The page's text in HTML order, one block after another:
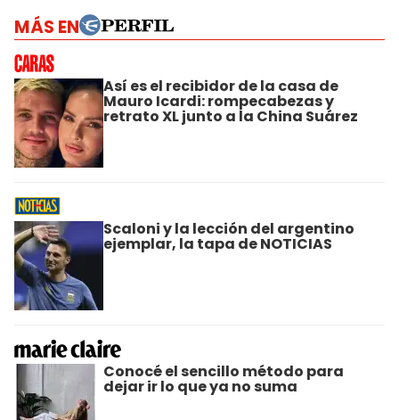
MÁS EN
Así es el recibidor de la casa de
Mauro Icardi: rompecabezas y
retrato XL junto a la China Suárez
Scaloni y la lección del argentino
ejemplar, la tapa de NOTICIAS
Conocé el sencillo método para
dejar ir lo que ya no suma